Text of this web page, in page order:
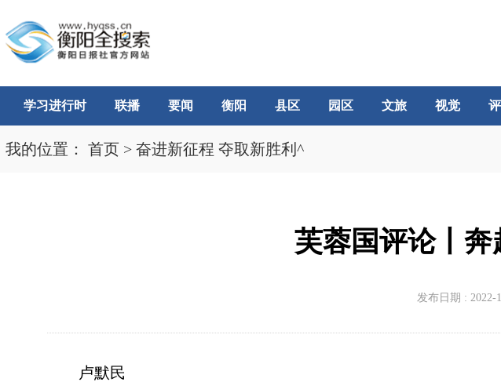
学习进行时 联播 要闻 衡阳 县区 园区 文旅 视觉
我的位置： 首页 > 奋进新征程 夺取新胜利^
芙蓉国评论丨
发布日期 : 2022-
卢默民